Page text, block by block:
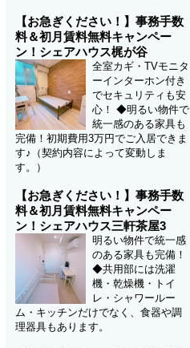
【お急ぎください！】事務手数
料＆初月賃料無料キャンペー
ン！シェアハウス梶が谷
全室カギ・TVモニタ
ーインターホン付き
でセキュリティも安
心！ ◆明るい物件で
統一感のある家具も
完備！初期費用3万円でご入居できま
す♪（契約内容によって変動しま
す。）
【お急ぎください！】事務手数
料＆初月賃料無料キャンペー
ン！シェアハウス三軒茶屋3
明るい物件で統一感
のある家具も完備！
◆共用部には洗濯
機・乾燥機・トイ
レ・シャワールー
ム・キッチンだけでなく、食器や調
理器具もあります。